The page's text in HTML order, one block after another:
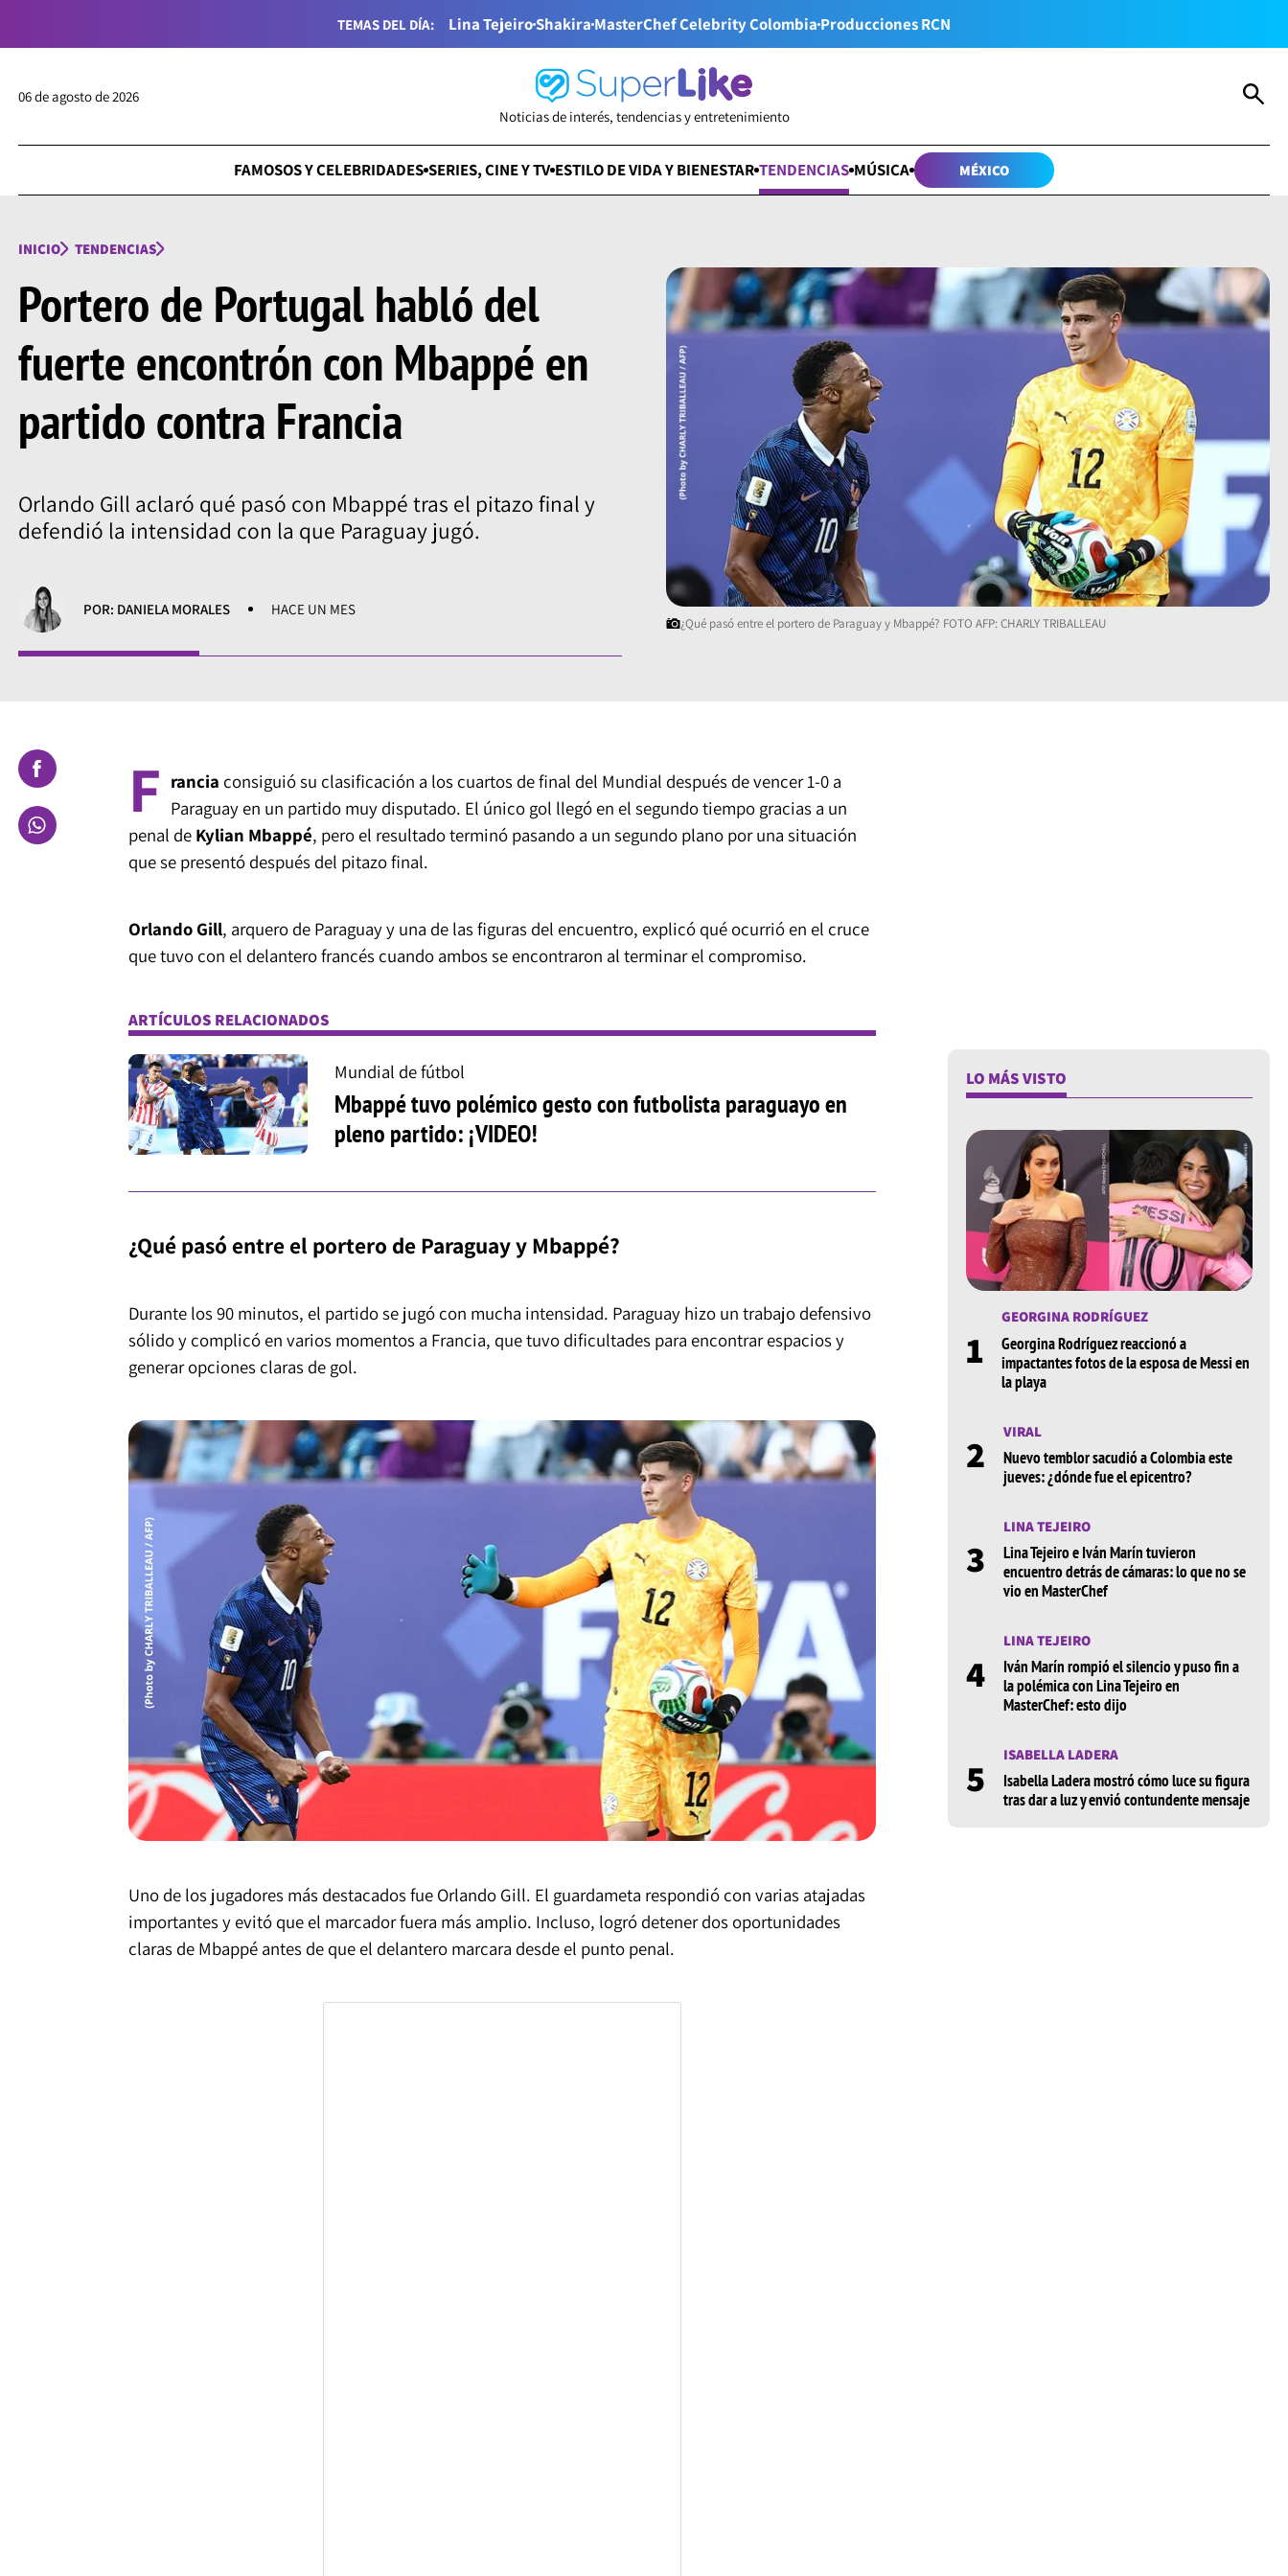
TEMAS DEL DÍA: Lina TejeiroShakiraMasterChef Celebrity ColombiaProducciones RCN
06 de agosto de 2026
Noticias de interés, tendencias y entretenimiento
FAMOSOS Y CELEBRIDADES SERIES, CINE Y TV ESTILO DE VIDA Y BIENESTAR TENDENCIAS MÚSICA MÉXICO
INICIO TENDENCIAS
Portero de Portugal habló del
fuerte encontrón con Mbappé en
partido contra Francia
Orlando Gill aclaró qué pasó con Mbappé tras el pitazo final y
defendió la intensidad con la que Paraguay jugó.
POR: DANIELA MORALES HACE UN MES
¿Qué pasó entre el portero de Paraguay y Mbappé? FOTO AFP: CHARLY TRIBALLEAU
F rancia consiguió su clasificación a los cuartos de final del Mundial después de vencer 1-0 a
Paraguay en un partido muy disputado. El único gol llegó en el segundo tiempo gracias a un
penal de Kylian Mbappé, pero el resultado terminó pasando a un segundo plano por una situación
que se presentó después del pitazo final.
Orlando Gill, arquero de Paraguay y una de las figuras del encuentro, explicó qué ocurrió en el cruce
que tuvo con el delantero francés cuando ambos se encontraron al terminar el compromiso.
ARTÍCULOS RELACIONADOS
Mundial de fútbol
Mbappé tuvo polémico gesto con futbolista paraguayo en
pleno partido: ¡VIDEO!
¿Qué pasó entre el portero de Paraguay y Mbappé?
Durante los 90 minutos, el partido se jugó con mucha intensidad. Paraguay hizo un trabajo defensivo
sólido y complicó en varios momentos a Francia, que tuvo dificultades para encontrar espacios y
generar opciones claras de gol.
Uno de los jugadores más destacados fue Orlando Gill. El guardameta respondió con varias atajadas
importantes y evitó que el marcador fuera más amplio. Incluso, logró detener dos oportunidades
claras de Mbappé antes de que el delantero marcara desde el punto penal.
LO MÁS VISTO
1
GEORGINA RODRÍGUEZ
Georgina Rodríguez reaccionó a
impactantes fotos de la esposa de Messi en
la playa
2
VIRAL
Nuevo temblor sacudió a Colombia este
jueves: ¿dónde fue el epicentro?
3
LINA TEJEIRO
Lina Tejeiro e Iván Marín tuvieron
encuentro detrás de cámaras: lo que no se
vio en MasterChef
4
LINA TEJEIRO
Iván Marín rompió el silencio y puso fin a
la polémica con Lina Tejeiro en
MasterChef: esto dijo
5
ISABELLA LADERA
Isabella Ladera mostró cómo luce su figura
tras dar a luz y envió contundente mensaje